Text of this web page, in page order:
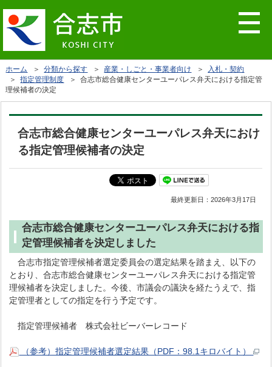
ホーム ＞分類から探す ＞ 産業・しごと・事業者向け ＞
入札・契約
＞指定管理制度 ＞ 合志市総合健康センターユーパレス弁天における指定管
理候補者の決定
合志市総合健康センターユーパレス弁天におけ
る指定管理候補者の決定
最終更新日：2026年3月17日
合志市総合健康センターユーパレス弁天における指
定管理候補者を決定しました
合志市指定管理候補者選定委員会の選定結果を踏まえ、以下の
とおり、合志市総合健康センターユーパレス弁天における指定管
理候補者を決定しました。今後、市議会の議決を経たうえで、指
定管理者としての指定を行う予定です。
指定管理候補者 株式会社ビーバーレコード
（参考）指定管理候補者選定結果（PDF：98.1キロバイト）